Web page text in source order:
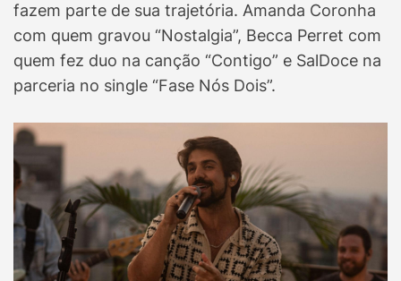
fazem parte de sua trajetória. Amanda Coronha
com quem gravou “Nostalgia”, Becca Perret com
quem fez duo na canção “Contigo” e SalDoce na
parceria no single “Fase Nós Dois”.